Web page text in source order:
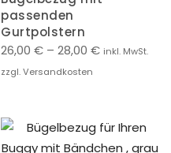
passenden
Gurtpolstern
26,00 € – 28,00 € inkl. MwSt.
zzgl. Versandkosten